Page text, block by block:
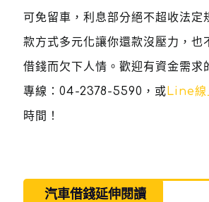
可免留車，利息部分絕不超收法定
款方式多元化讓你還款沒壓力，也
借錢而欠下人情。歡迎有資金需求
專線： 04-2378-5590 ，或Line線
時間！
汽車借錢延伸閱讀